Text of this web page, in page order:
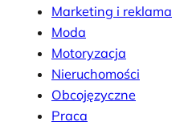
Marketing i reklama
Moda
Motoryzacja
Nieruchomości
Obcojęzyczne
Praca